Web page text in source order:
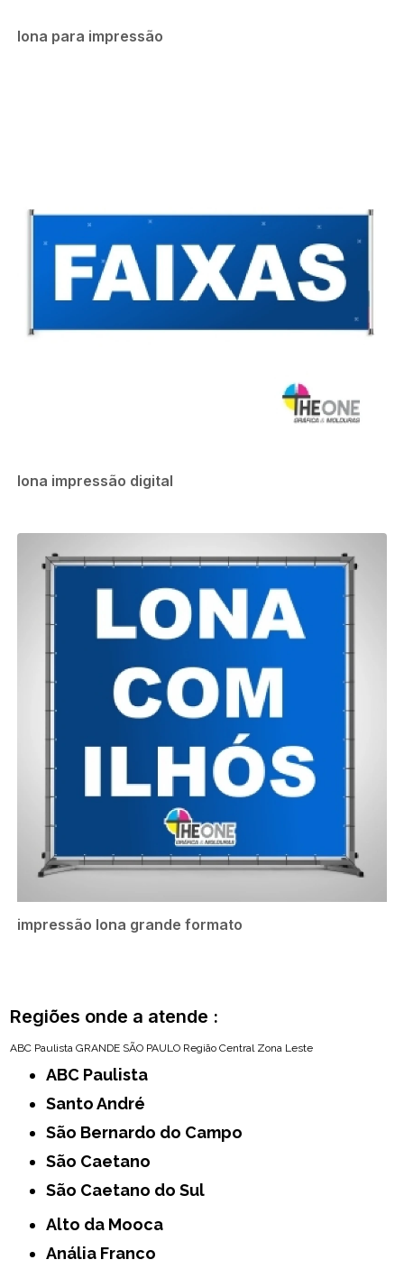
lona para impressão
lona impressão digital
impressão lona grande formato
Regiões onde a atende :
ABC Paulista GRANDE SÃO PAULO Região Central Zona Leste
ABC Paulista
Santo André
São Bernardo do Campo
São Caetano
São Caetano do Sul
Alto da Mooca
Anália Franco